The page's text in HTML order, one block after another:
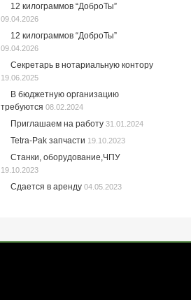
12 килограммов “ДоброТы”
09.04.2026
12 килограммов “ДоброТы”
09.04.2026
Секретарь в нотариальную контору
19.06.2025
В бюджетную организацию
требуются 08.02.2024
Приглашаем на работу 31.01.2024
Tetra-Pak запчасти 19.10.2023
Станки, оборудование,ЧПУ
19.10.2023
Сдается в аренду 04.05.2023